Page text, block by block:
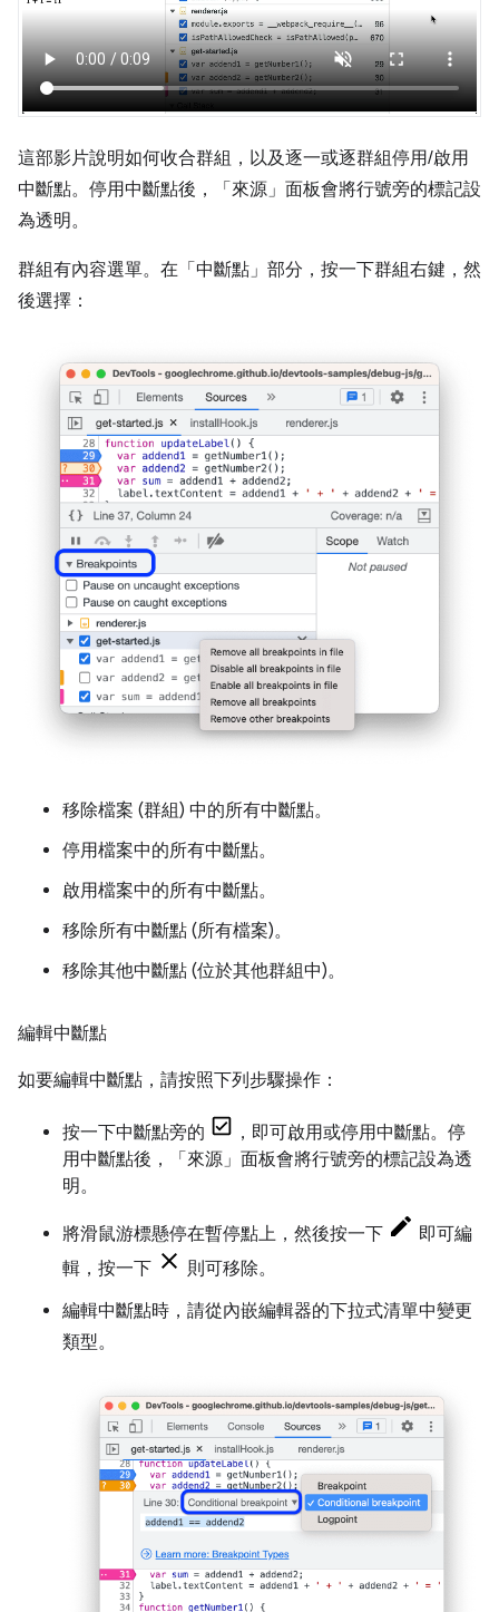
這部影片說明如何收合群組，以及逐一或逐群組停用/啟用
中斷點。停用中斷點後，「來源」 面板會將行號旁的標記設
為透明。
群組有內容選單。在「中斷點」 部分，按一下群組右鍵，然
後選擇：
移除檔案 (群組) 中的所有中斷點。
停用檔案中的所有中斷點。
啟用檔案中的所有中斷點。
移除所有中斷點 (所有檔案)。
移除其他中斷點 (位於其他群組中)。
編輯中斷點
如要編輯中斷點，請按照下列步驟操作：
按一下中斷點旁的
，即可啟用或停用中斷點。停
用中斷點後，「來源」 面板會將行號旁的標記設為透
明。
將滑鼠游標懸停在暫停點上，然後按一下
即可編
輯，按一下
則可移除。
編輯中斷點時，請從內嵌編輯器的下拉式清單中變更
類型。